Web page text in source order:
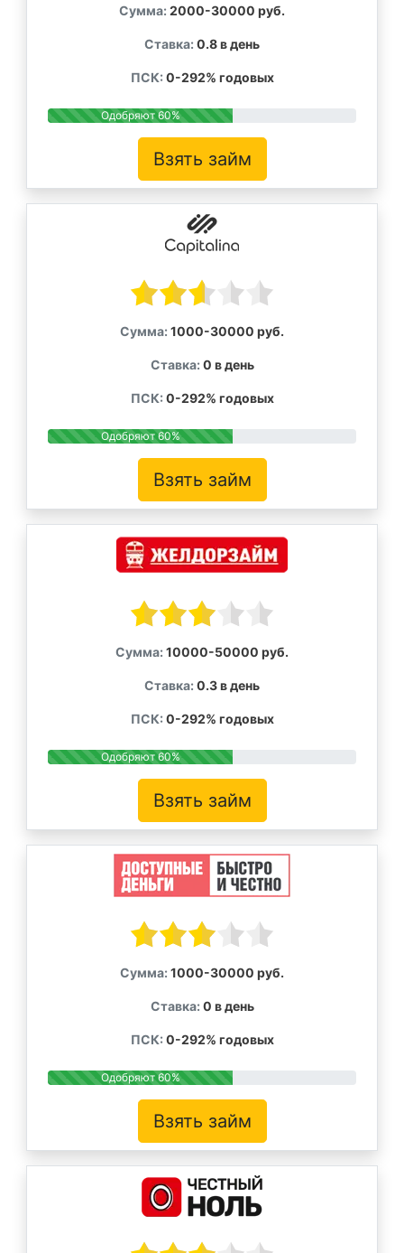
Сумма: 2000-30000 руб.
Ставка: 0.8 в день
ПСК: 0-292% годовых
Одобряют 60%
Взять займ
Сумма: 1000-30000 руб.
Ставка: 0 в день
ПСК: 0-292% годовых
Одобряют 60%
Взять займ
Сумма: 10000-50000 руб.
Ставка: 0.3 в день
ПСК: 0-292% годовых
Одобряют 60%
Взять займ
Сумма: 1000-30000 руб.
Ставка: 0 в день
ПСК: 0-292% годовых
Одобряют 60%
Взять займ